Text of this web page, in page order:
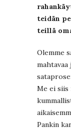
teidän
teillä
Olemme
Me ei siis
Pankin